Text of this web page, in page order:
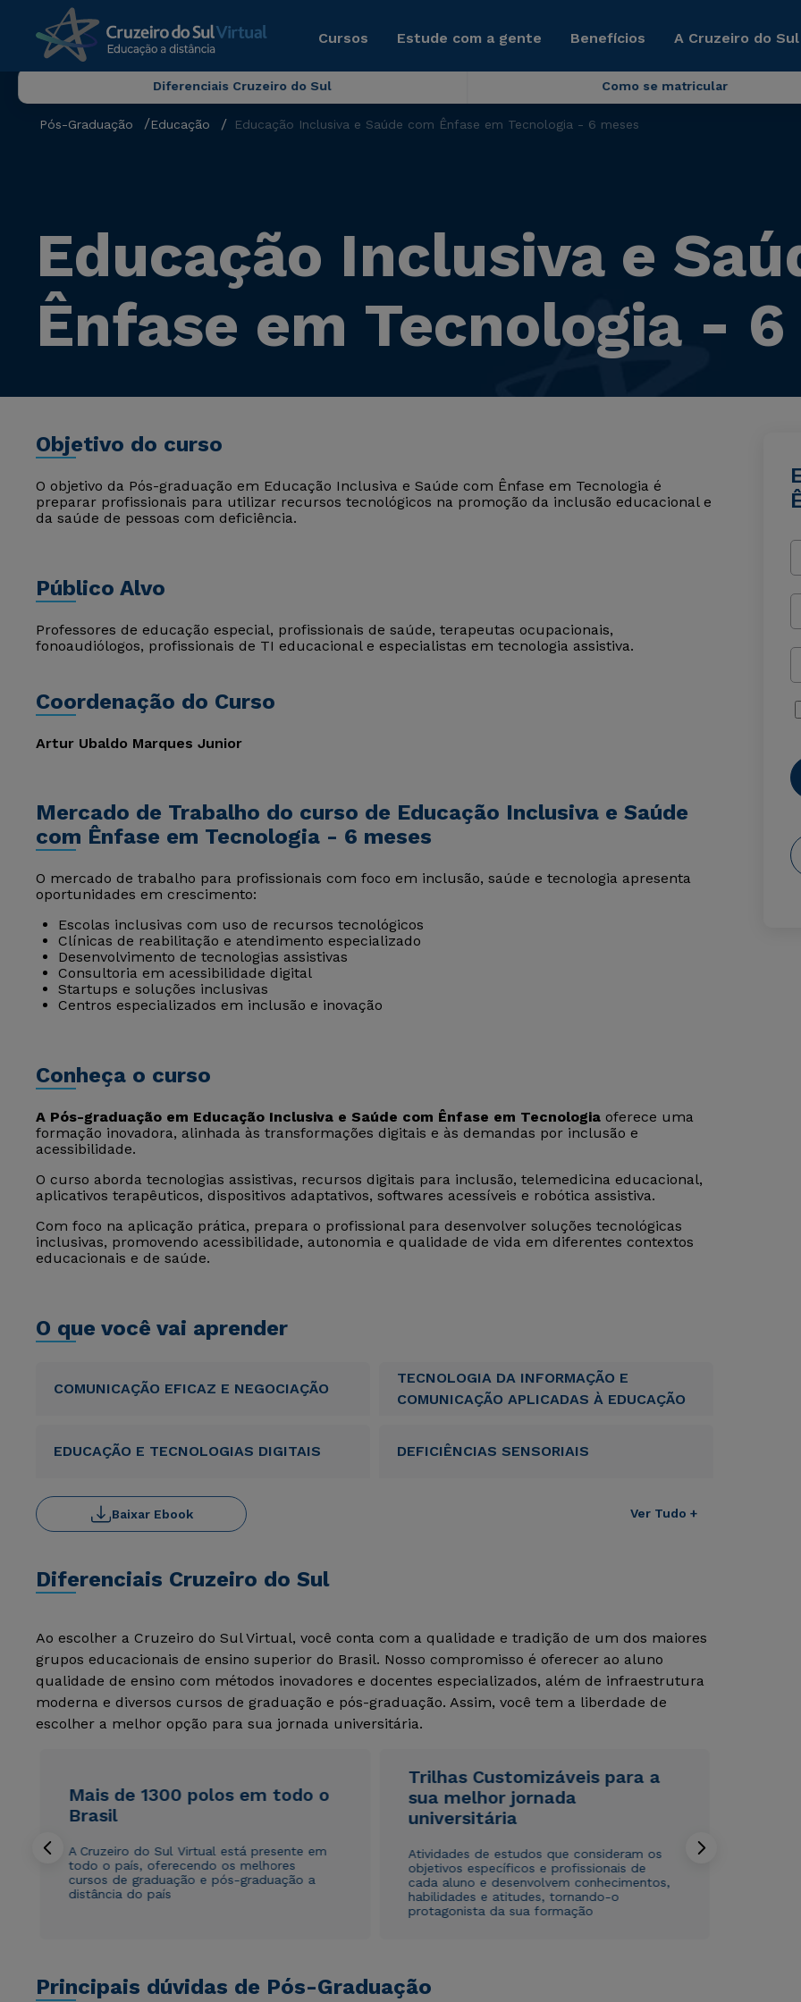
Cursos Estude com a gente Benefícios A Cruzeiro do
Diferenciais Cruzeiro do Sul Como se matricular
Pós-Graduação Educação Educação Inclusiva e Saúde com Ênfase em Tecnologia - 6 meses
Educação Inclusiva e
Ênfase em Tecnologia -
Objetivo do curso
O objetivo da Pós-graduação em Educação Inclusiva e Saúde com Ênfase em Tecnologia é
preparar profissionais para utilizar recursos tecnológicos na promoção da inclusão educacional e
da saúde de pessoas com deficiência.
Público Alvo
Professores de educação especial, profissionais de saúde, terapeutas ocupacionais,
fonoaudiólogos, profissionais de TI educacional e especialistas em tecnologia assistiva.
Coordenação do Curso
Artur Ubaldo Marques Junior
Mercado de Trabalho do curso de Educação Inclusiva e Saúde
com Ênfase em Tecnologia - 6 meses
O mercado de trabalho para profissionais com foco em inclusão, saúde e tecnologia apresenta
oportunidades em crescimento:
Escolas inclusivas com uso de recursos tecnológicos
Clínicas de reabilitação e atendimento especializado
Desenvolvimento de tecnologias assistivas
Consultoria em acessibilidade digital
Startups e soluções inclusivas
Centros especializados em inclusão e inovação
Conheça o curso
A Pós-graduação em Educação Inclusiva e Saúde com Ênfase em Tecnologia oferece uma
formação inovadora, alinhada às transformações digitais e às demandas por inclusão e
acessibilidade.
O curso aborda tecnologias assistivas, recursos digitais para inclusão, telemedicina educacional,
aplicativos terapêuticos, dispositivos adaptativos, softwares acessíveis e robótica assistiva.
Com foco na aplicação prática, prepara o profissional para desenvolver soluções tecnológicas
inclusivas, promovendo acessibilidade, autonomia e qualidade de vida em diferentes contextos
educacionais e de saúde.
O que você vai aprender
COMUNICAÇÃO EFICAZ E NEGOCIAÇÃO
TECNOLOGIA DA INFORMAÇÃO E
COMUNICAÇÃO APLICADAS À EDUCAÇÃO
EDUCAÇÃO E TECNOLOGIAS DIGITAIS DEFICIÊNCIAS SENSORIAIS
Ver Tudo +
Baixar Ebook
Diferenciais Cruzeiro do Sul
Ao escolher a Cruzeiro do Sul Virtual, você conta com a qualidade e tradição de um dos maiores
grupos educacionais de ensino superior do Brasil. Nosso compromisso é oferecer ao aluno
qualidade de ensino com métodos inovadores e docentes especializados, além de infraestrutura
moderna e diversos cursos de graduação e pós-graduação. Assim, você tem a liberdade de
escolher a melhor opção para sua jornada universitária.
Mais de 1300 polos em todo o
Brasil
A Cruzeiro do Sul Virtual está presente em
todo o país, oferecendo os melhores
cursos de graduação e pós-graduação a
distância do país
Trilhas Customizáveis para a
sua melhor jornada
universitária
Atividades de estudos que consideram os
objetivos específicos e profissionais de
cada aluno e desenvolvem conhecimentos,
habilidades e atitudes, tornando-o
protagonista da sua formação
Principais dúvidas de Pós-Graduação
Rápido e fácil
WhatsApp
Rápido e fácil
WhatsApp